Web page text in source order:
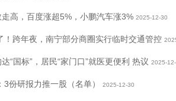
高，百度涨超5%，小鹏汽车涨3% 2025-12-30
！跨年夜，南宁部分商圈实行临时交通管控
“国标”，居民“家门口”就医更便利 热议 2025-
份研报力推一股（名单） 2025-12-30